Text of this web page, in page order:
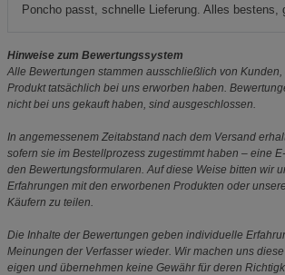
Poncho passt, schnelle Lieferung. Alles bestens,
Hinweise zum Bewertungssystem
Alle Bewertungen stammen ausschließlich von
Produkt tatsächlich bei uns erworben haben.
nicht bei uns gekauft haben, sind ausgeschlossen.
In angemessenem Zeitabstand nach dem Versand
sofern sie im Bestellprozess zugestimmt haben – eine
den Bewertungsformularen. Auf diese Weise bitten wir
Erfahrungen mit den erworbenen Produkten oder
Käufern zu teilen.
Die Inhalte der Bewertungen geben individuelle
Meinungen der Verfasser wieder. Wir machen uns
eigen und übernehmen keine Gewähr für deren